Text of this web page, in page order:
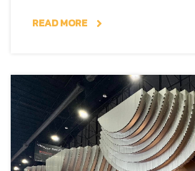
READ MORE